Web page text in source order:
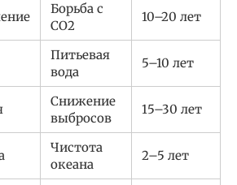
Борьба с
CO2
10–20 лет
Питьевая
вода
5–10 лет
Снижение
выбросов
15–30 лет
Чистота
океана
2–5 лет